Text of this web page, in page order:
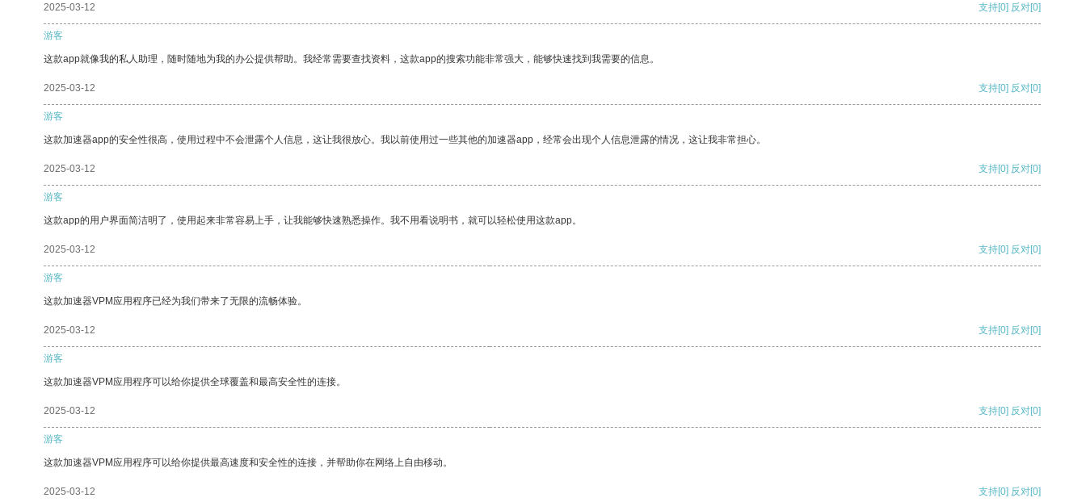
2025-03-12 支持[0] 反对[0]
游客
这款app就像我的私人助理，随时随地为我的办公提供帮助。我经常需要查找资料，这款app的搜索功能非常强大，能够快速找到我需要的信息。
2025-03-12 支持[0] 反对[0]
游客
这款加速器app的安全性很高，使用过程中不会泄露个人信息，这让我很放心。我以前使用过一些其他的加速器app，经常会出现个人信息泄露的情况，这让我非常担心。
2025-03-12 支持[0] 反对[0]
游客
这款app的用户界面简洁明了，使用起来非常容易上手，让我能够快速熟悉操作。我不用看说明书，就可以轻松使用这款app。
2025-03-12 支持[0] 反对[0]
游客
这款加速器VPM应用程序已经为我们带来了无限的流畅体验。
2025-03-12 支持[0] 反对[0]
游客
这款加速器VPM应用程序可以给你提供全球覆盖和最高安全性的连接。
2025-03-12 支持[0] 反对[0]
游客
这款加速器VPM应用程序可以给你提供最高速度和安全性的连接，并帮助你在网络上自由移动。
2025-03-12 支持[0] 反对[0]